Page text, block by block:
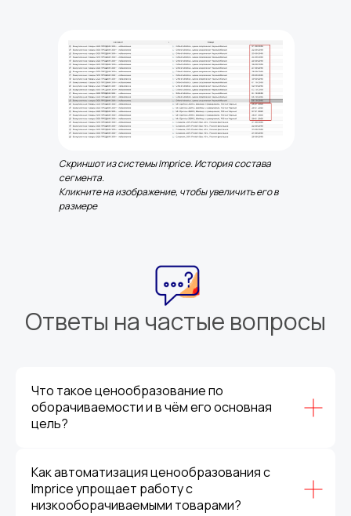
Скриншот из системы Imprice. История состава
сегмента.
Кликните на изображение, чтобы увеличить его в
размере
Ответы на частые вопросы
Что такое ценообразование по
оборачиваемости и в чём его основная
цель?
Как автоматизация ценообразования с
Imprice упрощает работу с
низкооборачиваемыми товарами?